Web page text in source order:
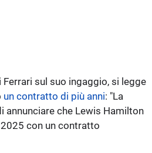
Ferrari sul suo ingaggio, si legge
un contratto di più anni: "La
annunciare che Lewis Hamilton
con un contratto